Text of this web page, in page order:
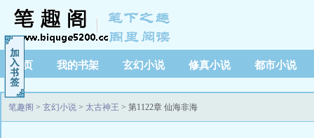
首页 我的书架 玄幻小说 修真小说 都市小说
笔趣阁 > 玄幻小说 > 太古神王 > 第1122章 仙海非海